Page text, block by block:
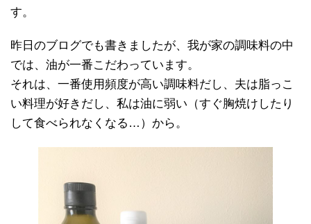
す。
昨日のブログでも書きましたが、我が家の調味料の中
では、油が一番こだわっています。
それは、一番使用頻度が高い調味料だし、夫は脂っこ
い料理が好きだし、私は油に弱い（すぐ胸焼けしたり
して食べられなくなる…）から。